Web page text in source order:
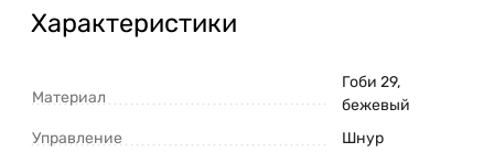
Характеристики
Материал
Гоби 29,
бежевый
Управление
Шнур